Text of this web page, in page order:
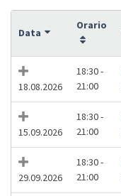
Data
Orario
18.08.2026
18:30 -
21:00
15.09.2026
18:30 -
21:00
29.09.2026
18:30 -
21:00